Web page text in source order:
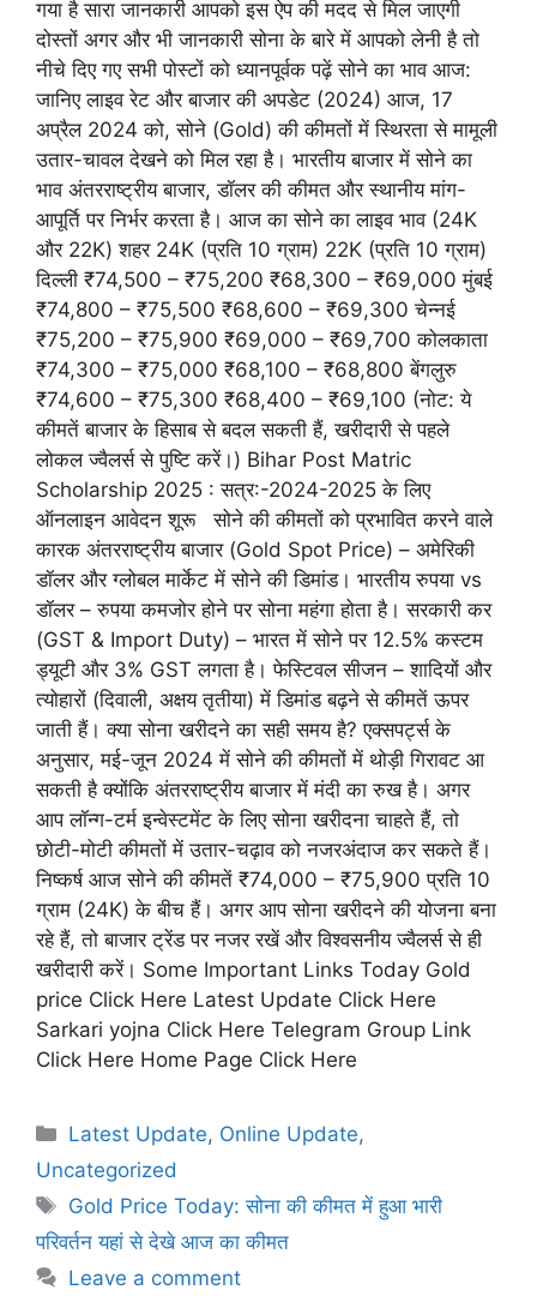
गया है सारा जानकारी आपको इस ऐप की मदद से मिल जाएगी
दोस्तों अगर और भी जानकारी सोना के बारे में आपको लेनी है तो
नीचे दिए गए सभी पोस्टों को ध्यानपूर्वक पढ़ें सोने का भाव आज:
जानिए लाइव रेट और बाजार की अपडेट (2024) आज, 17
अप्रैल 2024 को, सोने (Gold) की कीमतों में स्थिरता से मामूली
उतार-चावल देखने को मिल रहा है। भारतीय बाजार में सोने का
भाव अंतरराष्ट्रीय बाजार, डॉलर की कीमत और स्थानीय मांग-
आपूर्ति पर निर्भर करता है। आज का सोने का लाइव भाव (24K
और 22K) शहर 24K (प्रति 10 ग्राम) 22K (प्रति 10 ग्राम)
दिल्ली ₹74,500 – ₹75,200 ₹68,300 – ₹69,000 मुंबई
₹74,800 – ₹75,500 ₹68,600 – ₹69,300 चेन्नई
₹75,200 – ₹75,900 ₹69,000 – ₹69,700 कोलकाता
₹74,300 – ₹75,000 ₹68,100 – ₹68,800 बेंगलुरु
₹74,600 – ₹75,300 ₹68,400 – ₹69,100 (नोट: ये
कीमतें बाजार के हिसाब से बदल सकती हैं, खरीदारी से पहले
लोकल ज्वैलर्स से पुष्टि करें।) Bihar Post Matric
Scholarship 2025 : सत्र:-2024-2025 के लिए
ऑनलाइन आवेदन शूरू सोने की कीमतों को प्रभावित करने वाले
कारक अंतरराष्ट्रीय बाजार (Gold Spot Price) – अमेरिकी
डॉलर और ग्लोबल मार्केट में सोने की डिमांड। भारतीय रुपया vs
डॉलर – रुपया कमजोर होने पर सोना महंगा होता है। सरकारी कर
(GST & Import Duty) – भारत में सोने पर 12.5% कस्टम
ड्यूटी और 3% GST लगता है। फेस्टिवल सीजन – शादियों और
त्योहारों (दिवाली, अक्षय तृतीया) में डिमांड बढ़ने से कीमतें ऊपर
जाती हैं। क्या सोना खरीदने का सही समय है? एक्सपर्ट्स के
अनुसार, मई-जून 2024 में सोने की कीमतों में थोड़ी गिरावट आ
सकती है क्योंकि अंतरराष्ट्रीय बाजार में मंदी का रुख है। अगर
आप लॉन्ग-टर्म इन्वेस्टमेंट के लिए सोना खरीदना चाहते हैं, तो
छोटी-मोटी कीमतों में उतार-चढ़ाव को नजरअंदाज कर सकते हैं।
निष्कर्ष आज सोने की कीमतें ₹74,000 – ₹75,900 प्रति 10
ग्राम (24K) के बीच हैं। अगर आप सोना खरीदने की योजना बना
रहे हैं, तो बाजार ट्रेंड पर नजर रखें और विश्वसनीय ज्वैलर्स से ही
खरीदारी करें। Some Important Links Today Gold
price Click Here Latest Update Click Here
Sarkari yojna Click Here Telegram Group Link
Click Here Home Page Click Here
Latest Update, Online Update,
Uncategorized
Gold Price Today: सोना की कीमत में हुआ भारी
परिवर्तन यहां से देखे आज का कीमत
Leave a comment